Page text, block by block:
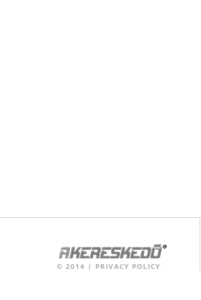
© 2014 | PRIVACY POLICY